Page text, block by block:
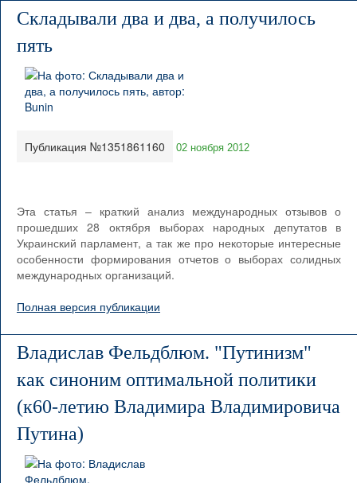
Складывали два и два, а получилось
пять
Публикация №1351861160 02 ноября 2012
Эта статья – краткий анализ международных отзывов о
прошедших 28 октября выборах народных депутатов в
Украинский парламент, а так же про некоторые интересные
особенности формирования отчетов о выборах солидных
международных организаций.
Полная версия публикации
Владислав Фельдблюм. "Путинизм"
как синоним оптимальной политики
(к60-летию Владимира Владимировича
Путина)